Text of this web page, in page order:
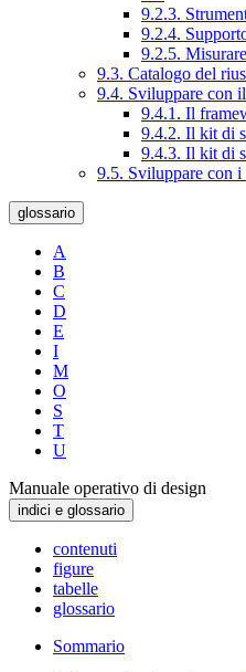
9.2.3.
9.2.4.
9.2.5.
9.3. Catalogo del
9.4. Sviluppare con
9.4.1. Il
9.4.2. Il kit di
9.4.3. Il kit di
9.5. Sviluppare con
glossario
A
B
C
D
E
I
M
O
S
T
U
Manuale operativo di design
indici e glossario
contenuti
figure
tabelle
glossario
Sommario